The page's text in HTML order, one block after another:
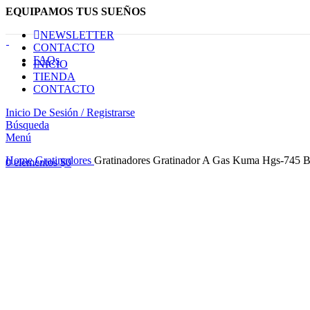
EQUIPAMOS TUS SUEÑOS
NEWSLETTER
CONTACTO
FAQs
INICIO
TIENDA
CONTACTO
Inicio De Sesión / Registrarse
Búsqueda
Menú
0elementos $0
HomeGratinadores Gratinadores Gratinador A Gas Kuma Hgs-745